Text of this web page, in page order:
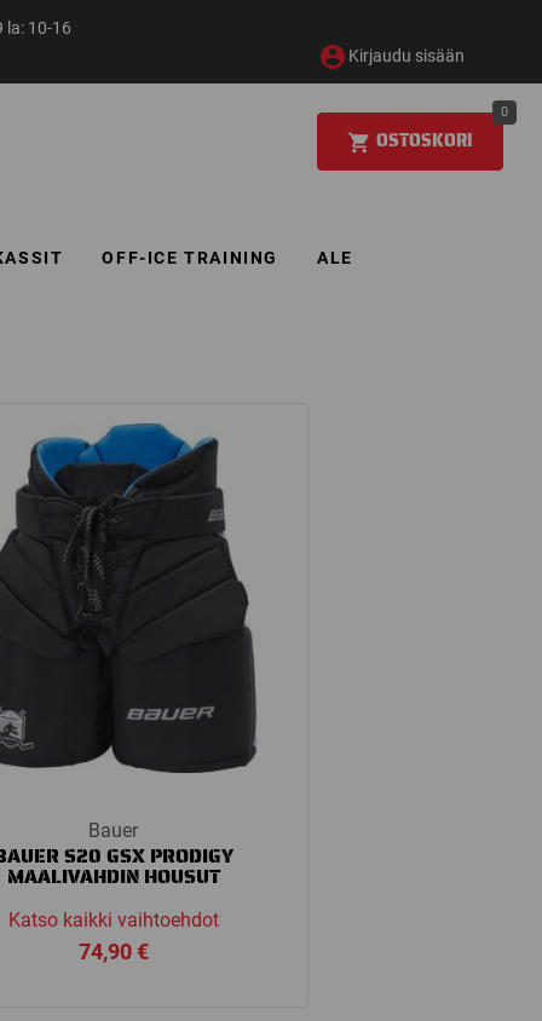
la: 10-16
Kirjaudu sisään
OSTOSKORI
0
OFF-ICE TRAINING ALE
Bauer
S20 GSX PRODIGY
MAALIVAHDIN HOUSUT
Katso kaikki vaihtoehdot
74,90€